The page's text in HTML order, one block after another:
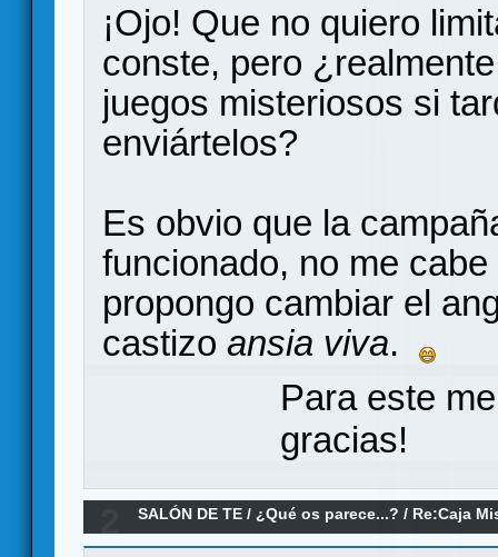
¡Ojo! Que no quiero
conste, pero
juegos misteriosos si
enviártelos?
Es obvio que la
funcionado, no me
propongo cambiar el
castizo ansia viva.
Para este
gracias!
SALÓN DE TE / ¿Qué os parece...? / Re:Caja